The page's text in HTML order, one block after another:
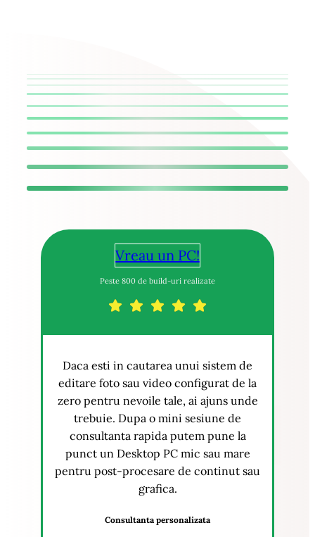
Vreau un PC!
Peste 800 de build-uri realizate
Daca esti in cautarea unui sistem de
editare foto sau video configurat de la
zero pentru nevoile tale, ai ajuns unde
trebuie. Dupa o mini sesiune de
consultanta rapida putem pune la
punct un Desktop PC mic sau mare
pentru post-procesare de continut sau
grafica.
Consultanta personalizata